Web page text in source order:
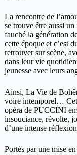
La rencontre de
se trouve être aussi
fauché la génération
cette époque et c’est
retrouver sur scène,
dans leur vie
jeunesse avec leurs
Ainsi, La Vie de
voire intemporel…
opéra de PUCCINI
insouciance, révolte,
d’une intense
Portés par une mise